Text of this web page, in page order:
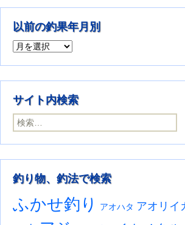
以前の釣果年月別
以前の釣果年月別
サイト内検索
検索:
釣り物、釣法で検索
ふかせ釣り アオハタ アオリイ